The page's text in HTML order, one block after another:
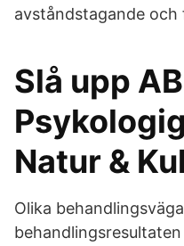
avståndstagande
Slå upp
Natur &
Olika